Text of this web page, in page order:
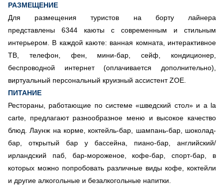
РАЗМЕЩЕНИЕ
Для размещения туристов на борту лайнера
представлены 6344 каюты с современным и стильным
интерьером. В каждой каюте: ванная комната, интерактивное
ТВ, телефон, фен, мини-бар, сейф, кондиционер,
беспроводной интернет (оплачивается дополнительно),
виртуальный персональный круизный ассистент ZOE.
ПИТАНИЕ
Рестораны, работающие по системе «шведский стол» и a la
carte, предлагают разнообразное меню и высокое качество
блюд. Лаунж на корме, коктейль-бар, шампань-бар, шоколад-
бар, открытый бар у бассейна, пиано-бар, английский/
ирландский паб, бар-мороженое, кофе-бар, спорт-бар, в
которых можно попробовать различные виды кофе, коктейли
и другие алкогольные и безалкогольные напитки.